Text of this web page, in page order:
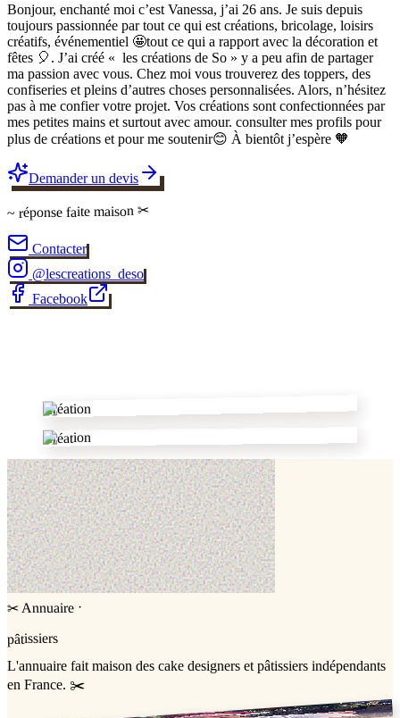
Bonjour, enchanté moi c’est Vanessa, j’ai 26 ans. Je suis depuis
toujours passionnée par tout ce qui est créations, bricolage, loisirs
créatifs, événementiel 🤩tout ce qui a rapport avec la décoration et
fêtes 🎈. J’ai créé « les créations de So » y a peu afin de partager
ma passion avec vous. Chez moi vous trouverez des toppers, des
confiseries et pleins d’autres choses personnalisées. Alors, n’hésitez
pas à me confier votre projet. Vos créations sont confectionnées par
mes petites mains et surtout avec amour. consulter mes profils pour
plus de créations et pour me soutenir😊 À bientôt j’espère 🧡
Demander un devis
~ réponsefaite maison ✂
Contacter
@lescreations_deso
Facebook
Création
Création
✂ Annuaire ·
pâtissiers
L'annuaire fait maison des cake designers et pâtissiers indépendants
en France. ✂️